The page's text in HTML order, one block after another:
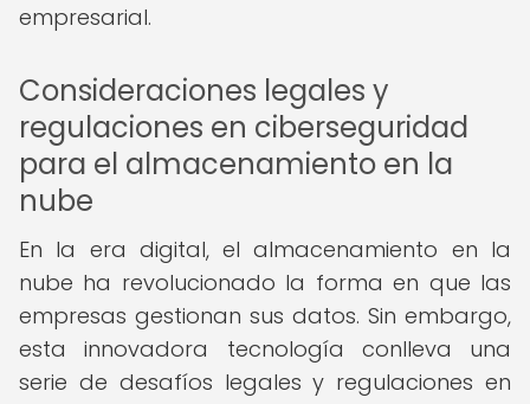
empresarial.
Consideraciones legales y
regulaciones en ciberseguridad
para el almacenamiento en la
nube
En la era digital, el almacenamiento en la
nube ha revolucionado la forma en que las
empresas gestionan sus datos. Sin embargo,
esta innovadora tecnología conlleva una
serie de desafíos legales y regulaciones en